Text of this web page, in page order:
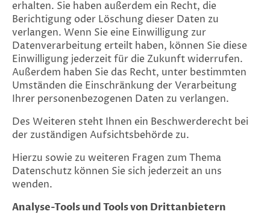
erhalten. Sie haben außerdem ein Recht, die
Berichtigung oder Löschung dieser Daten zu
verlangen. Wenn Sie eine Einwilligung zur
Datenverarbeitung erteilt haben, können Sie diese
Einwilligung jederzeit für die Zukunft widerrufen.
Außerdem haben Sie das Recht, unter bestimmten
Umständen die Einschränkung der Verarbeitung
Ihrer personenbezogenen Daten zu verlangen.
Des Weiteren steht Ihnen ein Beschwerderecht bei
der zuständigen Aufsichtsbehörde zu.
Hierzu sowie zu weiteren Fragen zum Thema
Datenschutz können Sie sich jederzeit an uns
wenden.
Analyse-Tools und Tools von Drittanbietern